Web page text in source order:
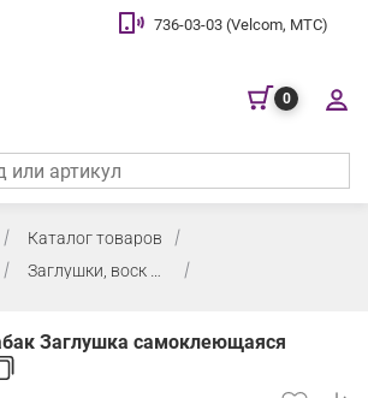
736-03-03 (Velcom, МТС)
0
Каталог товаров
Заглушки, воск мебельный
Заглушка самоклеющаяся